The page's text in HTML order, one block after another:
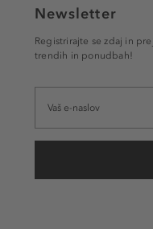
Newsletter
Registrirajte se zdaj in
trendih in ponudbah!